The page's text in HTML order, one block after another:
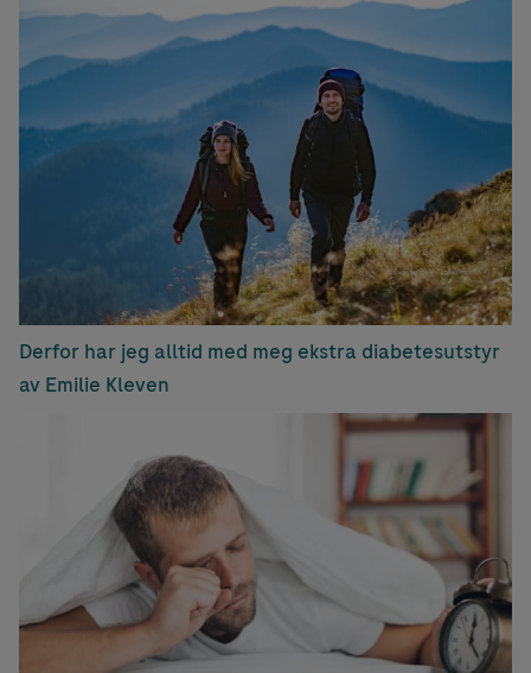
Derfor har jeg alltid med meg ekstra diabetesutstyr
av Emilie Kleven